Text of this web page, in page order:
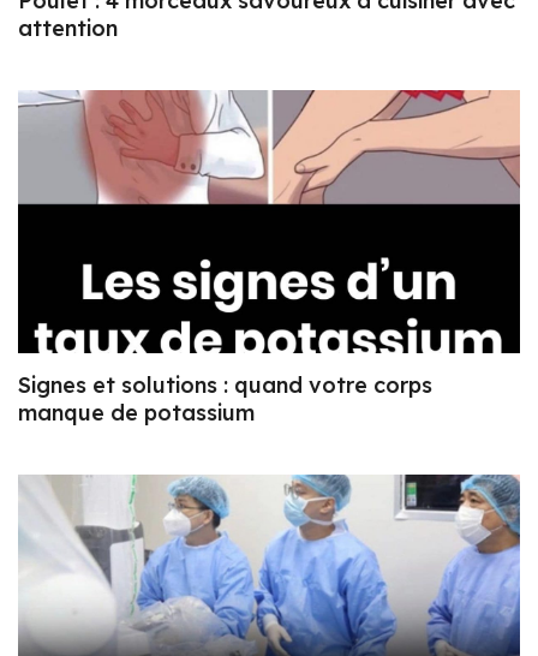
attention
Signes et solutions : quand votre corps
manque de potassium